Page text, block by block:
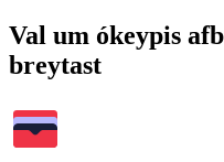
Val um ókeypis
breytast